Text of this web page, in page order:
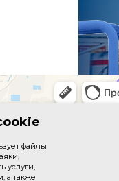
файлы
услуги,
а также